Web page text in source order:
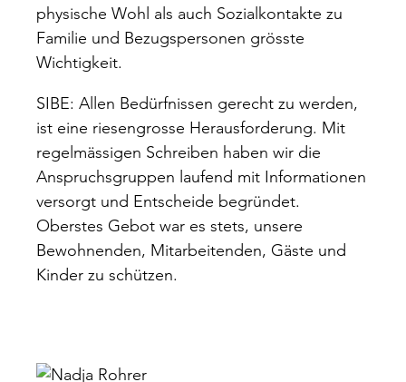
physische Wohl als auch Sozialkontakte zu
Familie und Bezugspersonen grösste
Wichtigkeit.
SIBE: Allen Bedürfnissen gerecht zu werden,
ist eine riesengrosse Herausforderung. Mit
regelmässigen Schreiben haben wir die
Anspruchsgruppen laufend mit Informationen
versorgt und Entscheide begründet.
Oberstes Gebot war es stets, unsere
Bewohnenden, Mitarbeitenden, Gäste und
Kinder zu schützen.